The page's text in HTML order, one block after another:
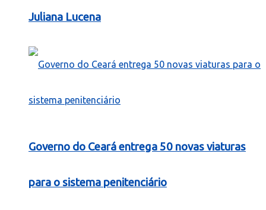
Juliana Lucena
Governo do Ceará entrega 50 novas viaturas
para o sistema penitenciário